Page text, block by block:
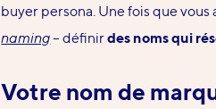
buyer persona . Une fois que
naming– définirdes noms qui
Votre nom de